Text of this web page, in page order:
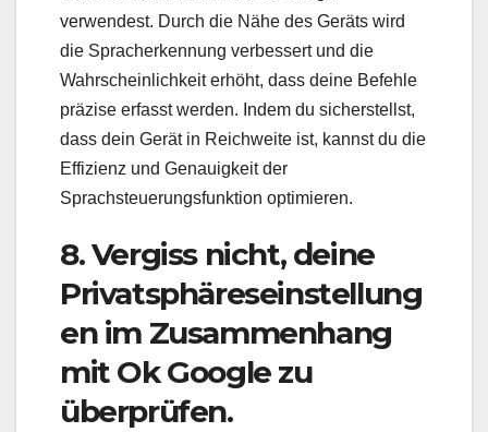
verwendest. Durch die Nähe des Geräts wird
die Spracherkennung verbessert und die
Wahrscheinlichkeit erhöht, dass deine Befehle
präzise erfasst werden. Indem du sicherstellst,
dass dein Gerät in Reichweite ist, kannst du die
Effizienz und Genauigkeit der
Sprachsteuerungsfunktion optimieren.
8. Vergiss nicht, deine
Privatsphäreseinstellung
en im Zusammenhang
mit Ok Google zu
überprüfen.